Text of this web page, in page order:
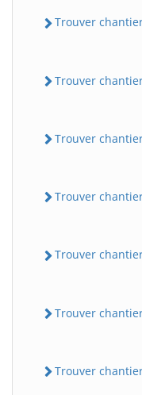
Trouver
Trouver
Trouver
Trouver
Trouver
Trouver
Trouver